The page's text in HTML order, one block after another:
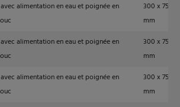
alimentation en eau et poignée en
300 x 75
mm
alimentation en eau et poignée en
300 x 75
mm
alimentation en eau et poignée en
300 x 75
mm